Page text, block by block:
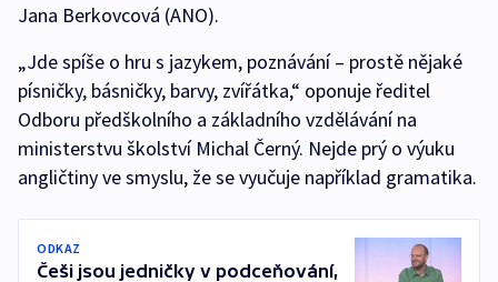
Jana Berkovcová (ANO).
„Jde spíše o hru s jazykem, poznávání – prostě nějaké
písničky, básničky, barvy, zvířátka,“ oponuje ředitel
Odboru předškolního a základního vzdělávání na
ministerstvu školství Michal Černý. Nejde prý o výuku
angličtiny ve smyslu, že se vyučuje například gramatika.
ODKAZ
Češi jsou jedničky v podceňování,